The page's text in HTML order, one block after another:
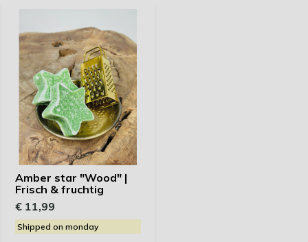
Amber star "Wood" |
Frisch & fruchtig
€ 11,99
Shipped on monday